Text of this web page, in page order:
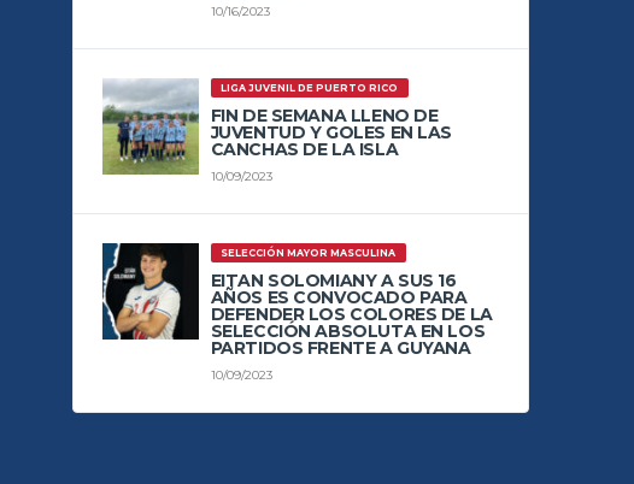
10/16/2023
LIGA JUVENIL DE PUERTO RICO
FIN DE SEMANA LLENO DE
JUVENTUD Y GOLES EN LAS
CANCHAS DE LA ISLA
10/09/2023
SELECCIÓN MAYOR MASCULINA
EITAN SOLOMIANY A SUS 16
AÑOS ES CONVOCADO PARA
DEFENDER LOS COLORES DE LA
SELECCIÓN ABSOLUTA EN LOS
PARTIDOS FRENTE A GUYANA
10/09/2023